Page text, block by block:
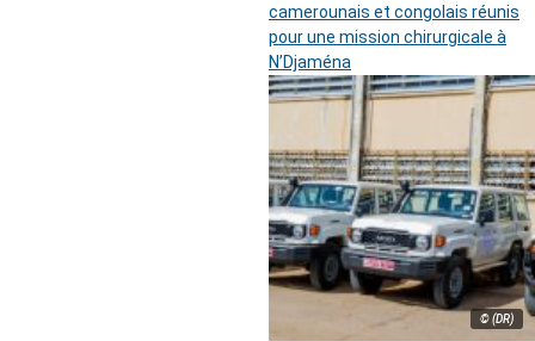
camerounais et congolais réunis
pour une mission chirurgicale à
N’Djaména
© (DR)